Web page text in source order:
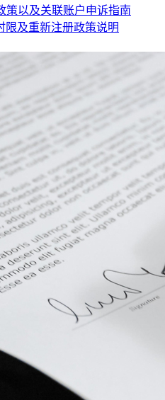
策以及关联账户申诉指南
限及重新注册政策说明